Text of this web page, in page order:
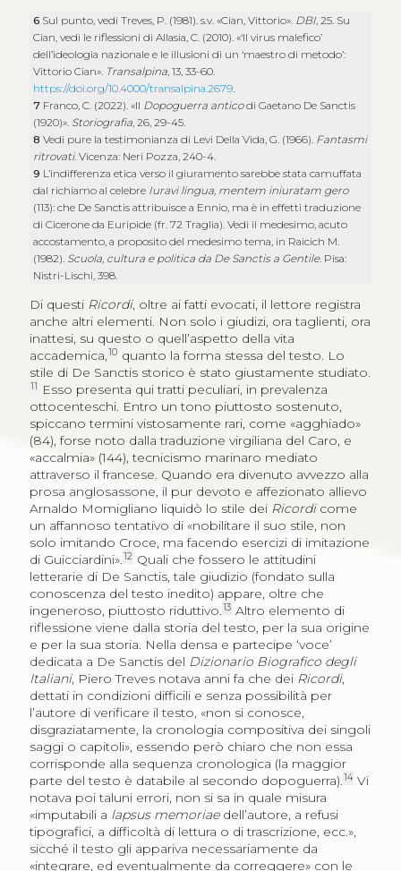
6 Sul punto, vedi Treves, P. (1981). s.v. «Cian, Vittorio». DBI, 25. Su
Cian, vedi le riflessioni di Allasia, C. (2010). «‘Il virus malefico’
dell’ideologia nazionale e le illusioni di un ‘maestro di metodo’:
Vittorio Cian». Transalpina, 13, 33-60.
https://doi.org/10.4000/transalpina.2679.
7 Franco, C. (2022). «Il Dopoguerra anticodi Gaetano De Sanctis
(1920)». Storiografia, 26, 29-45.
8Vedi pure la testimonianza di Levi Della Vida, G. (1966). Fantasmi
ritrovati. Vicenza: Neri Pozza, 240-4.
9 L’indifferenza etica verso il giuramento sarebbe stata camuffata
dal richiamo al celebre Iuravi lingua, mentem iniuratam gero
(113): che De Sanctis attribuisce a Ennio, ma è in effetti traduzione
di Cicerone da Euripide (fr. 72 Traglia). Vedi il medesimo, acuto
accostamento, a proposito del medesimo tema, in Raicich M.
(1982). Scuola, cultura e politica da De Sanctis a Gentile. Pisa:
Nistri-Lischi, 398.
Di questi Ricordi, oltre ai fatti evocati, il lettore registra
anche altri elementi. Non solo i giudizi, ora taglienti, ora
inattesi, su questo o quell’aspetto della vita
accademica,10 quanto la forma stessa del testo. Lo
stile di De Sanctis storico è stato giustamente studiato.
11
Esso presenta qui tratti peculiari, in prevalenza
ottocenteschi. Entro un tono piuttosto sostenuto,
spiccano termini vistosamente rari, come «agghiado»
(84), forse noto dalla traduzione virgiliana del Caro, e
«accalmia» (144), tecnicismo marinaro mediato
attraverso il francese. Quando era divenuto avvezzo alla
prosa anglosassone, il pur devoto e affezionato allievo
Arnaldo Momigliano liquidò lo stile dei Ricordicome
un affannoso tentativo di «nobilitare il suo stile, non
solo imitando Croce, ma facendo esercizi di imitazione
di Guicciardini».12 Quali che fossero le attitudini
letterarie di De Sanctis, tale giudizio (fondato sulla
conoscenza del testo inedito) appare, oltre che
ingeneroso, piuttosto riduttivo.13 Altro elemento di
riflessione viene dalla storia del testo, per la sua origine
e per la sua storia. Nella densa e partecipe ‘voce’
dedicata a De Sanctis del Dizionario Biografico degli
Italiani, Piero Treves notava anni fa che dei Ricordi,
dettati in condizioni difficili e senza possibilità per
l’autore di verificare il testo, «non si conosce,
disgraziatamente, la cronologia compositiva dei singoli
saggi o capitoli», essendo però chiaro che non essa
corrisponde alla sequenza cronologica (la maggior
parte del testo è databile al secondo dopoguerra).14Vi
notava poi taluni errori, non si sa in quale misura
«imputabili a lapsus memoriaedell’autore, a refusi
tipografici, a difficoltà di lettura o di trascrizione, ecc.»,
sicché il testo gli appariva necessariamente da
«integrare, ed eventualmente da correggere» con le